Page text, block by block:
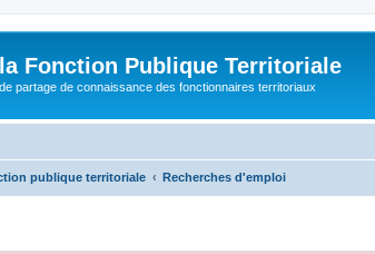
Fonction Publique Territoriale
partage de connaissance des fonctionnaires territoriaux
publique territoriale Recherches d'emploi